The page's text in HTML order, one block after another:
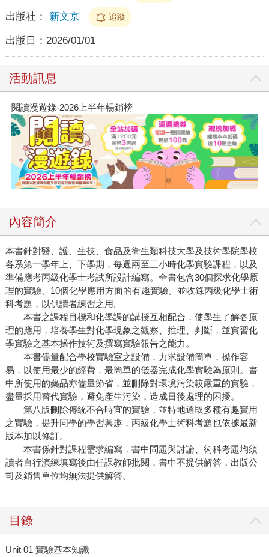
出版社： 新文京 追蹤
出版日： 2026/01/01
活動訊息
閱讀漫遊錄-2026上半年暢銷榜
內容簡介
本書針對醫、護、生技、食品及衛生類科技大學及技術學院學校
各系第一學年上、下學期，每週兩至三小時化學實驗課程，以及
準備應考丙級化學士考試所設計編寫。全書包含30個探求化學原
理的實驗、10個化學應用方面的有趣實驗。並收錄丙級化學士術
科考題，以供讀者練習之用。
本書之課程目標和化學課的講授互相配合，使學生了解各原
理的應用，培養學生對化學現象之觀察、推理、判斷，並實習化
學實驗之基本操作技術及撰寫實驗報告之能力。
本書儘量配合學校實驗室之設備，力求設備簡單，操作容
易，以使用最少的經費，最簡單的儀器完成化學實驗為原則。書
中所使用的藥品亦儘量節省，並刪除對環境污染較嚴重的實驗，
盡量採用替代實驗，避免產生污染，造成日後處理的困擾。
第八版刪除傳統不合時宜的實驗，並特地選取多種有趣實用
之實驗，提升同學的學習興趣，丙級化學士術科考題也依據最新
版本加以修訂。
本書係針對課程需求編寫，書中問題與討論、術科考題均須
讀者自行演練填寫後由任課教師批閱，書中不提供解答，出版公
司及銷售單位均無法提供解答。
目錄
Unit 01 實驗基本知識